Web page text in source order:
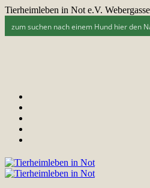
Tierheimleben in Not e.V.